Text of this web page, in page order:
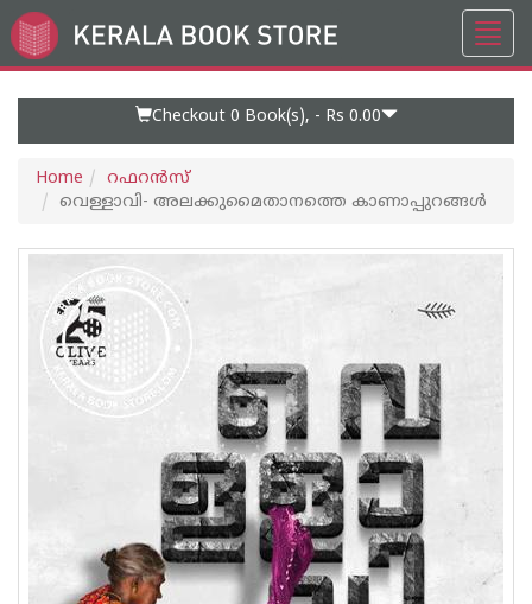
Go
to
Checkout 0 Book(s), - Rs 0.00
Home
റഫറന്‍സ്
വെള്ളാവി- അലക്കുമൈതാനത്തെ കാണാപ്പുറങ്ങൾ